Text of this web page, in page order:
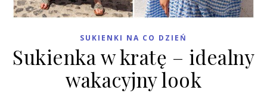
SUKIENKI NA CO DZIEŃ
Sukienka w kratę – idealny
wakacyjny look